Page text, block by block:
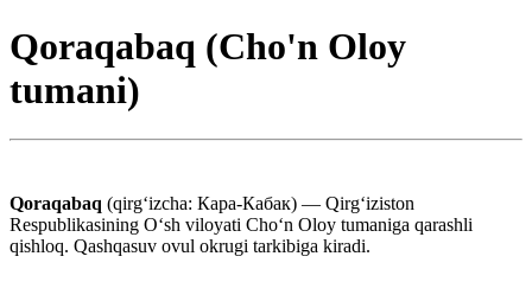
Qoraqabaq (Cho'n Oloy
tumani)
Qoraqabaq (qirgʻizcha: Кара-Кабак) — Qirgʻiziston
Respublikasining Oʻsh viloyati Choʻn Oloy tumaniga qarashli
qishloq. Qashqasuv ovul okrugi tarkibiga kiradi.